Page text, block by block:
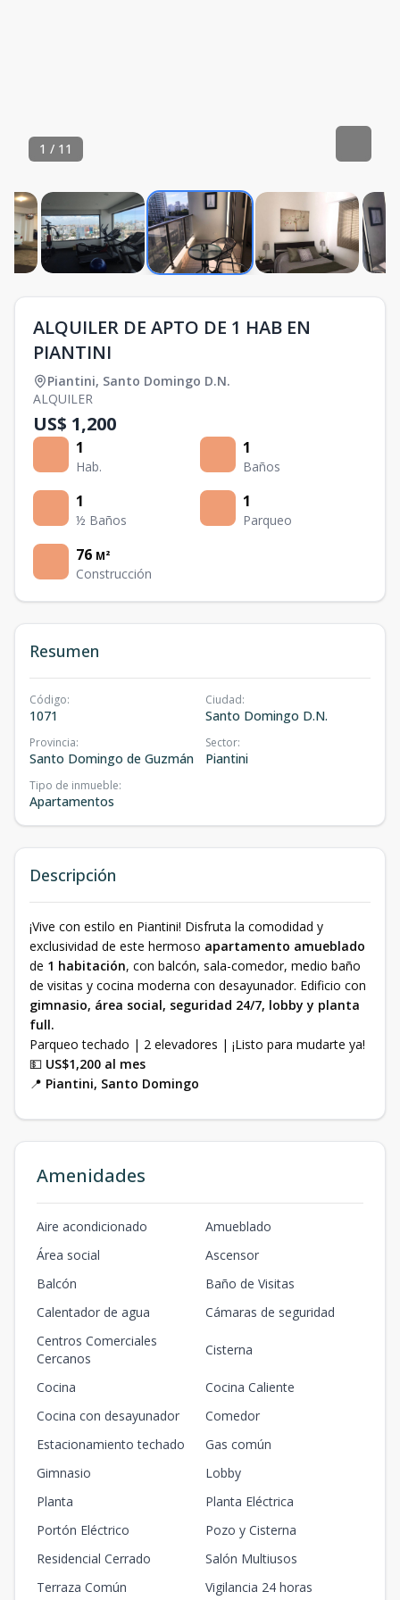
1 / 11
ALQUILER DE APTO DE 1 HAB EN
PIANTINI
Piantini, Santo Domingo D.N.
ALQUILER
US$ 1,200
1
Hab.
1
Baños
1
½ Baños
1
Parqueo
76 M²
Construcción
Resumen
Código:
1071
Ciudad:
Santo Domingo D.N.
Provincia:
Santo Domingo de Guzmán
Sector:
Piantini
Tipo de inmueble:
Apartamentos
Descripción
¡Vive con estilo en Piantini! Disfruta la comodidad y
exclusividad de este hermoso apartamento amueblado
de 1 habitación, con balcón, sala-comedor, medio baño
de visitas y cocina moderna con desayunador. Edificio con
gimnasio, área social, seguridad 24/7, lobby y planta
full.
Parqueo techado | 2 elevadores | ¡Listo para mudarte ya!
💵 US$1,200 al mes
📍 Piantini, Santo Domingo
Amenidades
Aire acondicionado
Amueblado
Área social
Ascensor
Balcón
Baño de Visitas
Calentador de agua
Cámaras de seguridad
Centros Comerciales
Cercanos
Cisterna
Cocina
Cocina Caliente
Cocina con desayunador
Comedor
Estacionamiento techado
Gas común
Gimnasio
Lobby
Planta
Planta Eléctrica
Portón Eléctrico
Pozo y Cisterna
Residencial Cerrado
Salón Multiusos
Terraza Común
Vigilancia 24 horas